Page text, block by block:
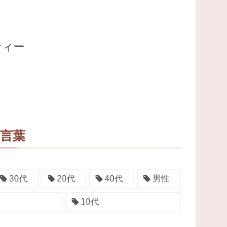
ー
葉
30代 20代 40代 男性
10代